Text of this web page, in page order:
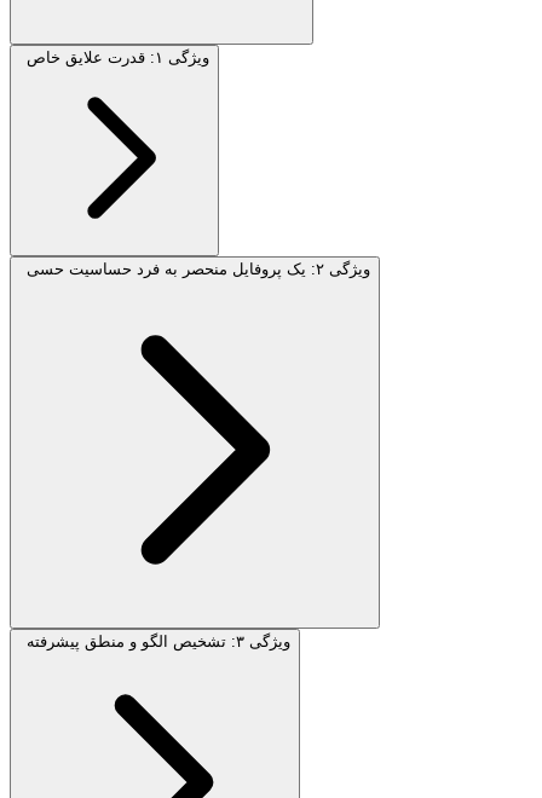
ویژگی ۱: قدرت علایق خاص
ویژگی ۲: یک پروفایل منحصر به فرد حساسیت حسی
ویژگی ۳: تشخیص الگو و منطق پیشرفته